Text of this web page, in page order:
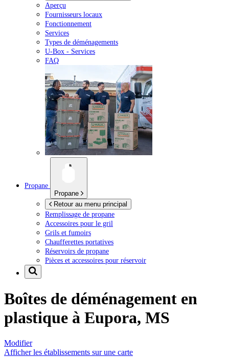
Aperçu
Fournisseurs locaux
Fonctionnement
Services
Types de déménagements
U-Box - Services
FAQ
Propane
Propane
Retour au menu principal
Remplissage de propane
Accessoires pour le gril
Grils et fumoirs
Chaufferettes portatives
Réservoirs de propane
Pièces et accessoires pour réservoir
Boîtes de déménagement en
plastique à Eupora, MS
Modifier
Afficher les établissements sur une carte